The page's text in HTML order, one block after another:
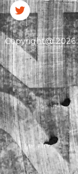
Copyright@ 2026